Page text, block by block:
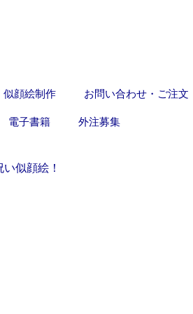
似顔絵制作 お問い合わせ・ご注文
電子書籍 外注募集
似顔絵！